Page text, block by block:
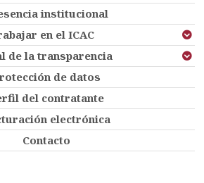
institucional
en el ICAC
de la transparencia
de datos
del contratante
electrónica
Contacto